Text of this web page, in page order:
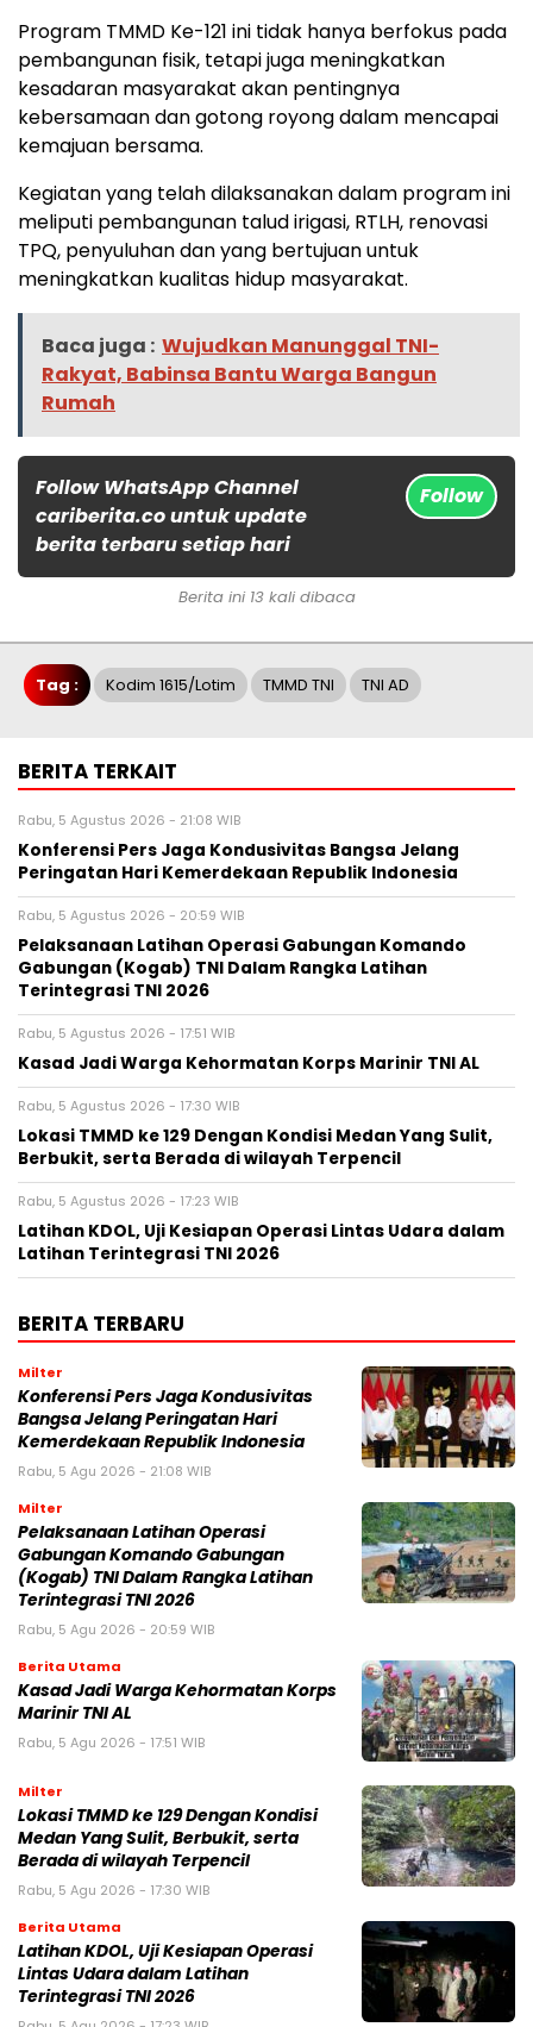
Program TMMD Ke-121 ini tidak hanya berfokus pada
pembangunan fisik, tetapi juga meningkatkan
kesadaran masyarakat akan pentingnya
kebersamaan dan gotong royong dalam mencapai
kemajuan bersama.
Kegiatan yang telah dilaksanakan dalam program ini
meliputi pembangunan talud irigasi, RTLH, renovasi
TPQ, penyuluhan dan yang bertujuan untuk
meningkatkan kualitas hidup masyarakat.
Baca juga : Wujudkan Manunggal TNI-
Rakyat, Babinsa Bantu Warga Bangun
Rumah
Follow WhatsApp Channel
cariberita.co untuk update
berita terbaru setiap hari
Follow
Berita ini 13 kali dibaca
Tag : Kodim 1615/Lotim TMMD TNI TNI AD
BERITA TERKAIT
Rabu, 5 Agustus 2026 - 21:08 WIB
Konferensi Pers Jaga Kondusivitas Bangsa Jelang
Peringatan Hari Kemerdekaan Republik Indonesia
Rabu, 5 Agustus 2026 - 20:59 WIB
Pelaksanaan Latihan Operasi Gabungan Komando
Gabungan (Kogab) TNI Dalam Rangka Latihan
Terintegrasi TNI 2026
Rabu, 5 Agustus 2026 - 17:51 WIB
Kasad Jadi Warga Kehormatan Korps Marinir TNI AL
Rabu, 5 Agustus 2026 - 17:30 WIB
Lokasi TMMD ke 129 Dengan Kondisi Medan Yang Sulit,
Berbukit, serta Berada di wilayah Terpencil
Rabu, 5 Agustus 2026 - 17:23 WIB
Latihan KDOL, Uji Kesiapan Operasi Lintas Udara dalam
Latihan Terintegrasi TNI 2026
BERITA TERBARU
Milter
Konferensi Pers Jaga Kondusivitas
Bangsa Jelang Peringatan Hari
Kemerdekaan Republik Indonesia
Rabu, 5 Agu 2026 - 21:08 WIB
Milter
Pelaksanaan Latihan Operasi
Gabungan Komando Gabungan
(Kogab) TNI Dalam Rangka Latihan
Terintegrasi TNI 2026
Rabu, 5 Agu 2026 - 20:59 WIB
Berita Utama
Kasad Jadi Warga Kehormatan Korps
Marinir TNI AL
Rabu, 5 Agu 2026 - 17:51 WIB
Milter
Lokasi TMMD ke 129 Dengan Kondisi
Medan Yang Sulit, Berbukit, serta
Berada di wilayah Terpencil
Rabu, 5 Agu 2026 - 17:30 WIB
Berita Utama
Latihan KDOL, Uji Kesiapan Operasi
Lintas Udara dalam Latihan
Terintegrasi TNI 2026